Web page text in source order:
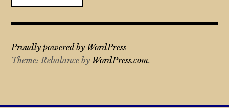
Proudly powered by WordPress
Theme: Rebalance by WordPress.com.